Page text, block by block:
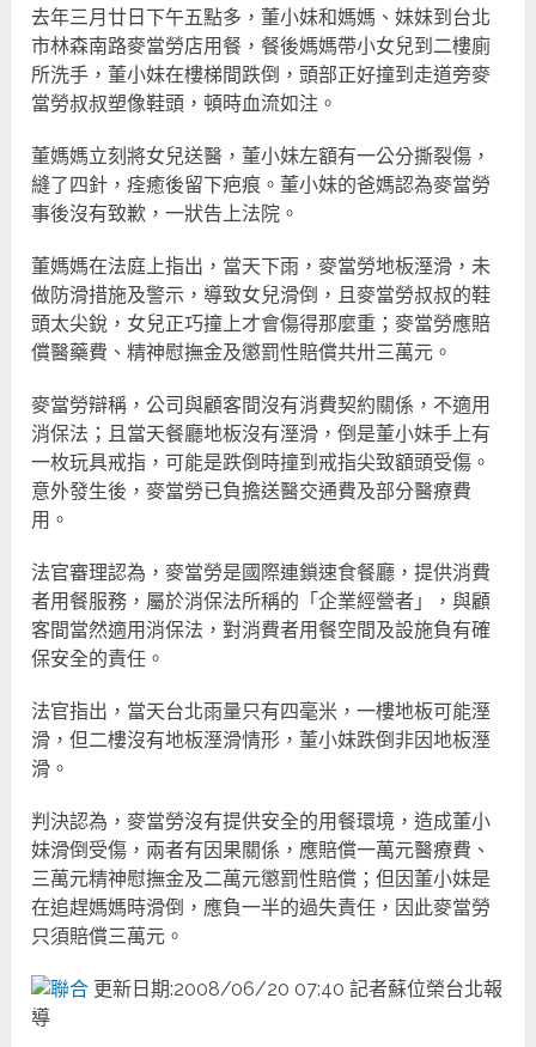
去年三月廿日下午五點多，董小妹和媽媽、妹妹到台北
市林森南路麥當勞店用餐，餐後媽媽帶小女兒到二樓廁
所洗手，董小妹在樓梯間跌倒，頭部正好撞到走道旁麥
當勞叔叔塑像鞋頭，頓時血流如注。
董媽媽立刻將女兒送醫，董小妹左額有一公分撕裂傷，
縫了四針，痊癒後留下疤痕。董小妹的爸媽認為麥當勞
事後沒有致歉，一狀告上法院。
董媽媽在法庭上指出，當天下雨，麥當勞地板溼滑，未
做防滑措施及警示，導致女兒滑倒，且麥當勞叔叔的鞋
頭太尖銳，女兒正巧撞上才會傷得那麼重；麥當勞應賠
償醫藥費、精神慰撫金及懲罰性賠償共卅三萬元。
麥當勞辯稱，公司與顧客間沒有消費契約關係，不適用
消保法；且當天餐廳地板沒有溼滑，倒是董小妹手上有
一枚玩具戒指，可能是跌倒時撞到戒指尖致額頭受傷。
意外發生後，麥當勞已負擔送醫交通費及部分醫療費
用。
法官審理認為，麥當勞是國際連鎖速食餐廳，提供消費
者用餐服務，屬於消保法所稱的「企業經營者」，與顧
客間當然適用消保法，對消費者用餐空間及設施負有確
保安全的責任。
法官指出，當天台北雨量只有四毫米，一樓地板可能溼
滑，但二樓沒有地板溼滑情形，董小妹跌倒非因地板溼
滑。
判決認為，麥當勞沒有提供安全的用餐環境，造成董小
妹滑倒受傷，兩者有因果關係，應賠償一萬元醫療費、
三萬元精神慰撫金及二萬元懲罰性賠償；但因董小妹是
在追趕媽媽時滑倒，應負一半的過失責任，因此麥當勞
只須賠償三萬元。
更新日期:2008/06/20 07:40 記者蘇位榮台北報
導